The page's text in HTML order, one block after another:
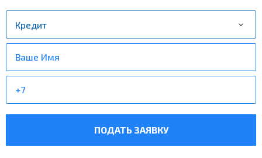
ПОДАТЬ ЗАЯВКУ